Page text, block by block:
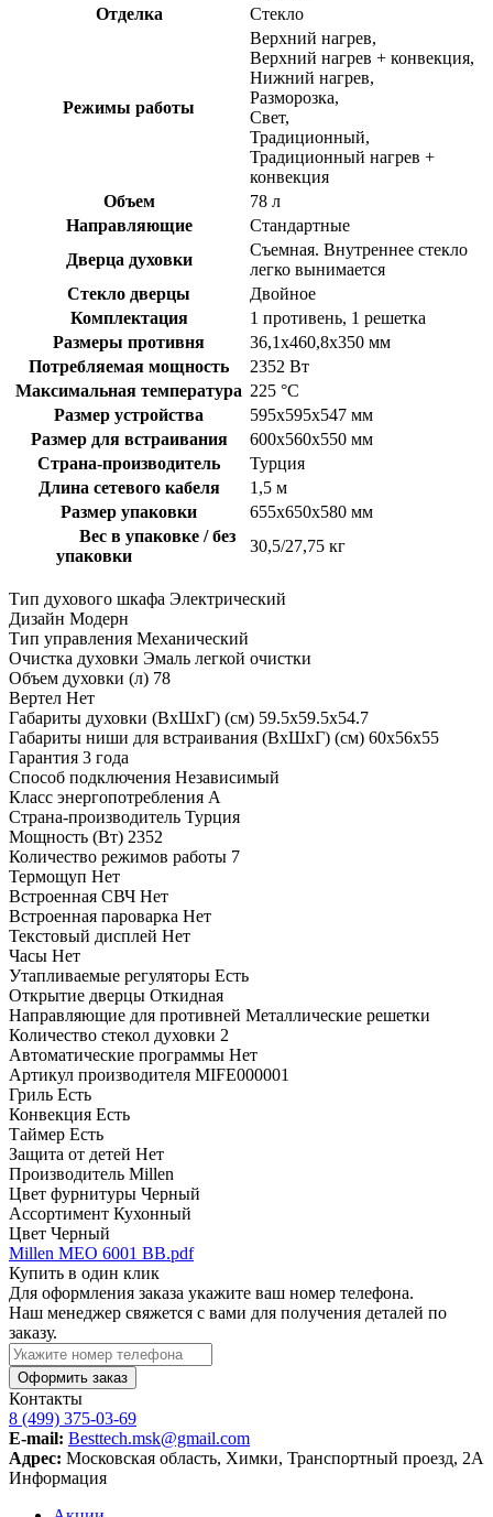
Отделка
Стекло
Режимы работы
Верхний нагрев,
Верхний нагрев + конвекция,
Нижний нагрев,
Разморозка,
Свет,
Традиционный,
Традиционный нагрев +
конвекция
Объем
78 л
Направляющие
Стандартные
Дверца духовки
Съемная. Внутреннее стекло
легко вынимается
Стекло дверцы
Двойное
Комплектация
1 противень, 1 решетка
Размеры противня
36,1х460,8х350 мм
Потребляемая мощность
2352 Вт
Максимальная температура 225 °С
Размер устройства
595х595х547 мм
Размер для встраивания
600х560х550 мм
Страна-производитель
Турция
Длина сетевого кабеля
1,5 м
Размер упаковки
655х650х580 мм
Вес в упаковке / без
упаковки
30,5/27,75 кг
Тип духового шкафа Электрический
Дизайн Модерн
Тип управления Механический
Очистка духовки Эмаль легкой очистки
Объем духовки (л) 78
Вертел Нет
Габариты духовки (ВхШхГ) (см) 59.5х59.5х54.7
Габариты ниши для встраивания (ВхШхГ) (см) 60х56х55
Гарантия 3 года
Способ подключения Независимый
Класс энергопотребления A
Страна-производитель Турция
Мощность (Вт) 2352
Количество режимов работы 7
Термощуп Нет
Встроенная СВЧ Нет
Встроенная пароварка Нет
Текстовый дисплей Нет
Часы Нет
Утапливаемые регуляторы Есть
Открытие дверцы Откидная
Направляющие для противней Металлические решетки
Количество стекол духовки 2
Автоматические программы Нет
Артикул производителя MIFE000001
Гриль Есть
Конвекция Есть
Таймер Есть
Защита от детей Нет
Производитель Millen
Цвет фурнитуры Черный
Ассортимент Кухонный
Цвет Черный
Millen MEO 6001 ВВ.pdf
Купить в один клик
Для оформления заказа укажите ваш номер телефона.
Наш менеджер свяжется с вами для получения деталей по
заказу.
Оформить заказ
Контакты
8 (499) 375-03-69
E-mail: Besttech.msk@gmail.com
Адрес: Московская область, Химки, Транспортный проезд, 2А
Информация